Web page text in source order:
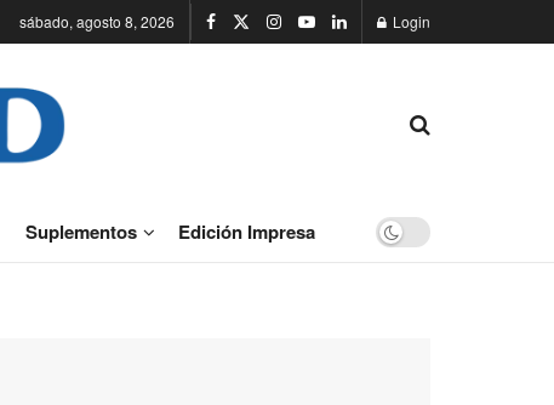
sábado, agosto 8, 2026 Login
Suplementos Edición Impresa